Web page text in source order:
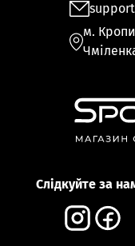
Слідкуйте за
м.